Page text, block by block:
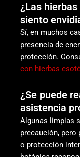
¿Las
siento
Sí, en muchos
presencia de
protección.
con hierbas
¿Se puede
asistencia
Algunas limpias
precaución, pero
o protección